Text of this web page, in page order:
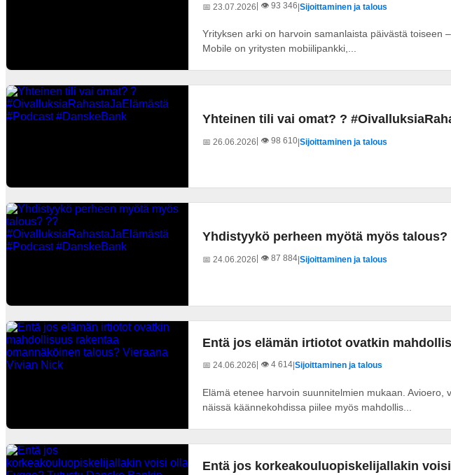
📅 23.07.2026 | 👁️ 93 346|Sijoittaminen ja talous
Yrityksen arki on harvoin samanlaista päivästä toiseen
Mobile on yritysten mobiilipankki,...
Yhteinen tili vai omat? ?
📅 26.06.2026 | 👁️ 98 610|Sijoittaminen ja talous
Yhdistyykö perheen myötä myös
📅 24.06.2026 | 👁️ 87 884|Sijoittaminen ja talous
Entä jos elämän irtiotot ovatkin
📅 24.06.2026| 👁️ 4 614 Sijoittaminen ja talous
Elämä etenee harvoin suunnitelmien mukaan.
näissä käännekohdissa piilee myös mahdollis...
Entä jos korkeakouluopiskelijallakin